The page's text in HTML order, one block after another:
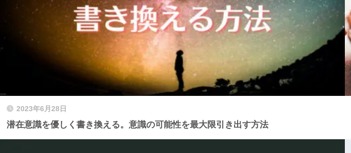
2023年6月28日
潜在意識を優しく書き換える。意識の可能性を最大限引き出す方法